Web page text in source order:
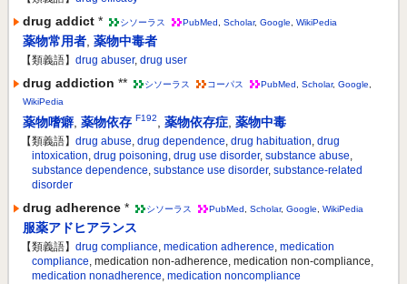
drug addict * シソーラス PubMed , Scholar, Google, WikiPedia
薬物常用者, 薬物中毒者
【類義語】 drug abuser, drug user
drug addiction ** シソーラス コーパス PubMed , Scholar, Google,
WikiPedia
薬物嗜癖 薬物依存 F192 薬物依存症 薬物中毒
【類義語】 drug abuse, drug dependence, drug habituation, drug
intoxication, drug poisoning, drug use disorder, substance abuse,
substance dependence, substance use disorder, substance-related
disorder
drug adherence * シソーラス PubMed Scholar, Google WikiPedia
服薬アドヒアランス
【類義語】 drug compliance, medication adherence, medication
compliance, medication non-adherence, medication non-compliance,
medication nonadherence, medication noncompliance